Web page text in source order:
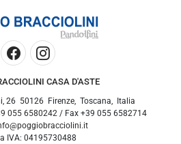
CASA D'ASTE
26 50126 Firenze, Toscana,
Italia
055 6580242/ Fax +39 055 6582714
IVA: 04195730488